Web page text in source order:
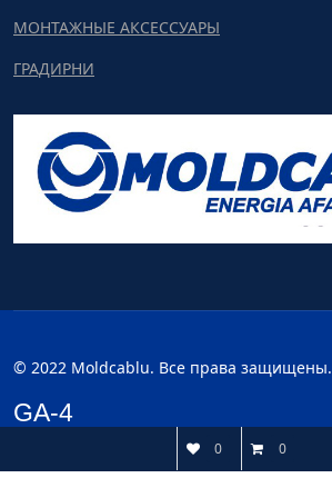
МОНТАЖНЫЕ АКСЕССУАРЫ
ГРАДИРНИ
© 2022 Moldcablu. Все права защищены.
GA-4
0 0